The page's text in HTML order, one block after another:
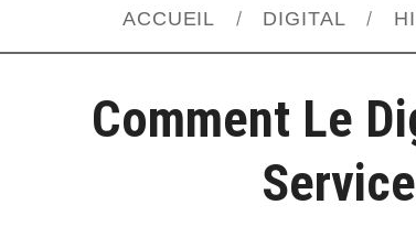
ACCUEIL DIGITAL
Comment Le